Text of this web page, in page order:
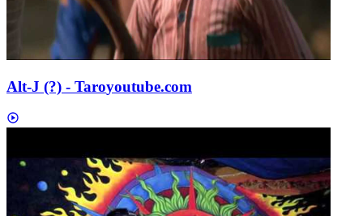
Alt-J (?) - Taroyoutube.com